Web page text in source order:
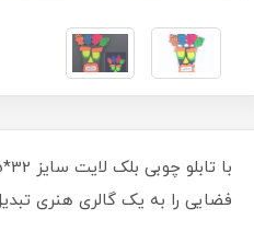
فضایی را به یک گالری هنری